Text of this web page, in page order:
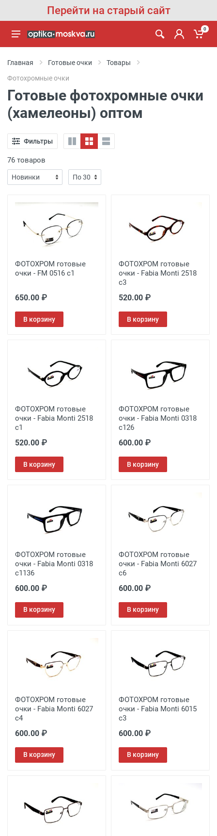
Перейти на старый сайт
0
Главная Готовые очки
Товары
Фотохромные очки
Готовые фотохромные очки
(хамелеоны) оптом
Фильтры
76 товаров
ФОТОХРОМ готовые
очки - FM 0516 c1
650.00 ₽
В корзину
ФОТОХРОМ готовые
очки - Fabia Monti 2518
с3
520.00 ₽
В корзину
ФОТОХРОМ готовые
очки - Fabia Monti 2518
с1
520.00 ₽
В корзину
ФОТОХРОМ готовые
очки - Fabia Monti 0318
с126
600.00 ₽
В корзину
ФОТОХРОМ готовые
очки - Fabia Monti 0318
с1136
600.00 ₽
В корзину
ФОТОХРОМ готовые
очки - Fabia Monti 6027
с6
600.00 ₽
В корзину
ФОТОХРОМ готовые
очки - Fabia Monti 6027
с4
600.00 ₽
В корзину
ФОТОХРОМ готовые
очки - Fabia Monti 6015
с3
600.00 ₽
В корзину